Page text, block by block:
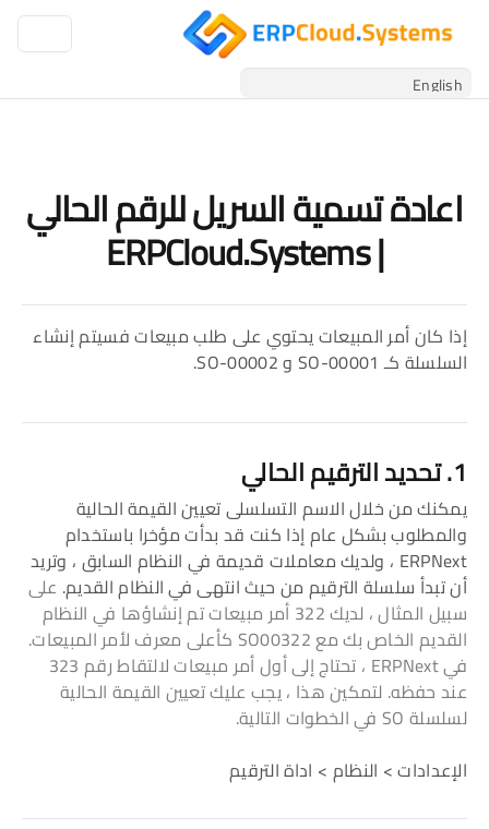
اعادة تسمية السريل للرقم الحالي
| ERPCloud.Systems
إذا كان أمر المبيعات يحتوي على طلب مبيعات فسيتم إنشاء
السلسلة كـ SO-00001 و SO-00002.
1. تحديد الترقيم الحالي
يمكنك من خلال الاسم التسلسلى تعيين القيمة الحالية
والمطلوب بشكل عام إذا كنت قد بدأت مؤخرا باستخدام
ERPNext ، ولديك معاملات قديمة في النظام السابق ، وتريد
أن تبدأ سلسلة الترقيم من حيث انتهى في النظام القديم. على
سبيل المثال ، لديك 322 أمر مبيعات تم إنشاؤها في النظام
القديم الخاص بك مع SO00322 كأعلى معرف لأمر المبيعات.
في ERPNext ، تحتاج إلى أول أمر مبيعات لالتقاط رقم 323
عند حفظه. لتمكين هذا ، يجب عليك تعيين القيمة الحالية
لسلسلة SO في الخطوات التالية.
الإعدادات > النظام > اداة الترقيم